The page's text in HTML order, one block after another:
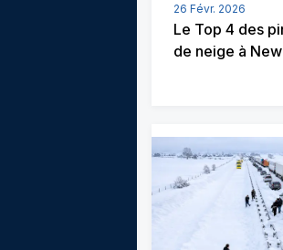
26 Févr. 2026
Le Top 4 des
de neige à